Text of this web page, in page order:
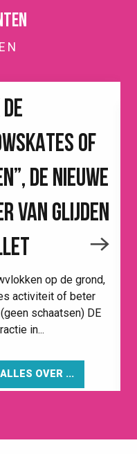
OF
DE NIEUWE
VAN GLIJDEN
op de grond,
activiteit of beter
schaatsen) DE
in...
OVER ...